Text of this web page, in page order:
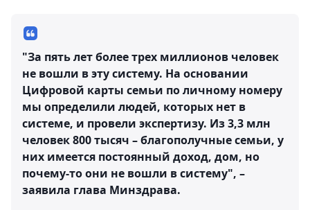
"За пять лет более трех миллионов человек
не вошли в эту систему. На основании
Цифровой карты семьи по личному номеру
мы определили людей, которых нет в
системе, и провели экспертизу. Из 3,3 млн
человек 800 тысяч – благополучные семьи, у
них имеется постоянный доход, дом, но
почему-то они не вошли в систему", –
заявила глава Минздрава.